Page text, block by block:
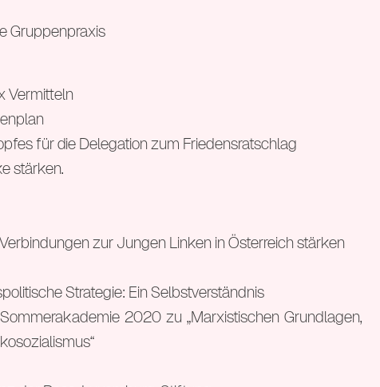
Gruppenpraxis
Vermitteln
für die Delegation zum Friedensratschlag
stärken.
zur Jungen Linken in Österreich stärken
Strategie: Ein Selbstverständnis
2020 zu „Marxistischen Grundlagen,